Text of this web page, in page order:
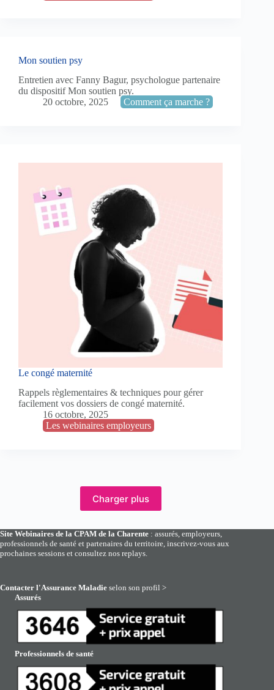
Mon soutien psy
Entretien avec Fanny Bagur, psychologue partenaire
du dispositif Mon soutien psy.
20 octobre, 2025
Comment ça marche ?
Le congé maternité
Rappels règlementaires & techniques pour gérer
facilement vos dossiers de congé maternité.
16 octobre, 2025
Les webinaires employeurs
Charger plus
Site Webinaires de la CPAM de la Charente : assurés, employeurs,
professionnels de santé et partenaires du territoire, inscrivez-vous aux
prochaines sessions et consultez nos replays.
Contacter l'Assurance Maladie selon son profil >
Assurés
Professionnels de santé